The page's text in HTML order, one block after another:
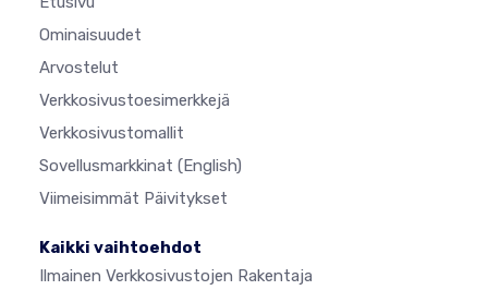
Ominaisuudet
Arvostelut
Verkkosivustoesimerkkejä
Verkkosivustomallit
Sovellusmarkkinat (English)
Viimeisimmät Päivitykset
Kaikki vaihtoehdot
Ilmainen Verkkosivustojen Rakentaja